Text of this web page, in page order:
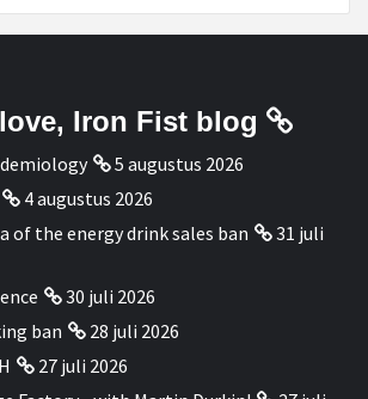
Iron Fist blog
5 augustus 2026
4 augustus 2026
of the energy drink sales ban
31 juli
30 juli 2026
ban
28 juli 2026
27 juli 2026